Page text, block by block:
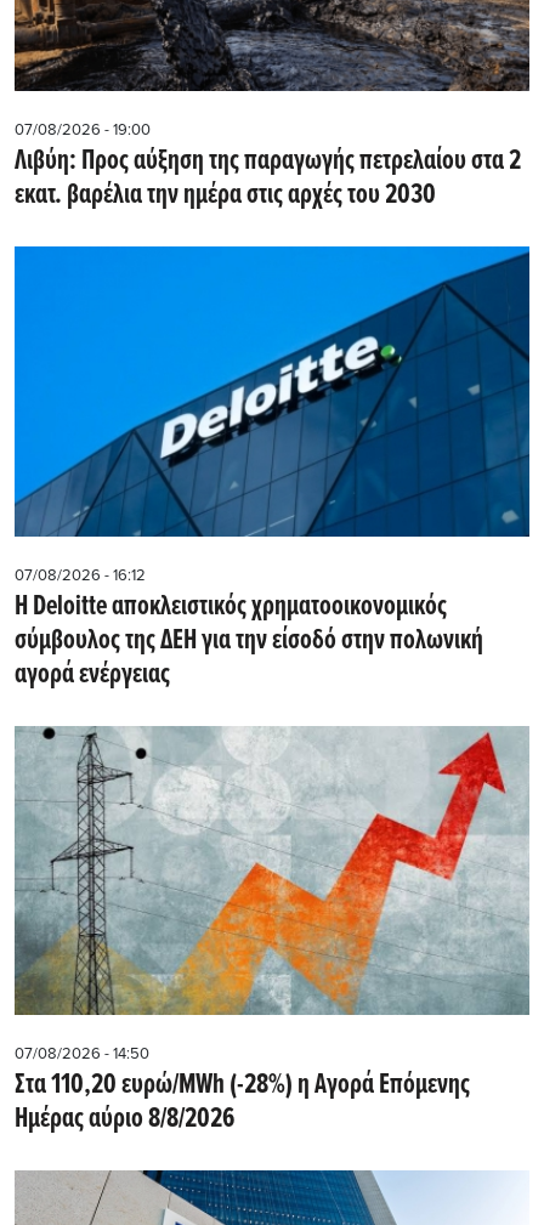
07/08/2026 - 19:00
Λιβύη: Προς αύξηση της παραγωγής πετρελαίου στα 2
εκατ. βαρέλια την ημέρα στις αρχές του 2030
07/08/2026 - 16:12
Η Deloitte αποκλειστικός χρηματοοικονομικός
σύμβουλος της ΔΕΗ για την είσοδό στην πολωνική
αγορά ενέργειας
07/08/2026 - 14:50
Στα 110,20 ευρώ/MWh (-28%) η Αγορά Επόμενης
Ημέρας αύριο 8/8/2026